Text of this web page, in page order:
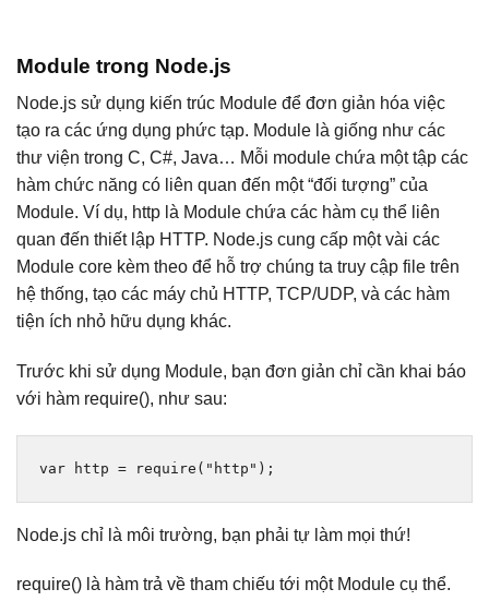
Module trong Node.js
Node.js sử dụng kiến trúc Module để đơn giản hóa việc
tạo ra các ứng dụng phức tạp. Module là giống như các
thư viện trong C, C#, Java… Mỗi module chứa một tập các
hàm chức năng có liên quan đến một “đối tượng” của
Module. Ví dụ, http là Module chứa các hàm cụ thể liên
quan đến thiết lập HTTP. Node.js cung cấp một vài các
Module core kèm theo để hỗ trợ chúng ta truy cập file trên
hệ thống, tạo các máy chủ HTTP, TCP/UDP, và các hàm
tiện ích nhỏ hữu dụng khác.
Trước khi sử dụng Module, bạn đơn giản chỉ cần khai báo
với hàm require(), như sau:
var http = require ( "http" );
Node.js chỉ là môi trường, bạn phải tự làm mọi thứ!
require() là hàm trả về tham chiếu tới một Module cụ thể.